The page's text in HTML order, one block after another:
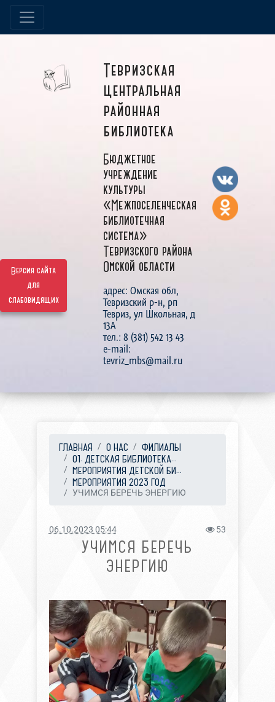
Версия сайта
для
слабовидящих
Тевризская
центральная
районная
библиотека
Бюджетное
учреждение
культуры
«Межпоселенческая
библиотечная
система»
Тевризского района
Омской области
адрес: Омская обл,
Тевризский р-н, рп
Тевриз, ул Школьная, д
13А
тел.: 8 (381) 542 13 43
e-mail:
tevriz_mbs@mail.ru
ГЛАВНАЯ О НАС
ФИЛИАЛЫ
01. ДЕТСКАЯ БИБЛИОТЕКА...
МЕРОПРИЯТИЯ ДЕТСКОЙ БИ...
МЕРОПРИЯТИЯ 2023 ГОД
УЧИМСЯ БЕРЕЧЬ ЭНЕРГИЮ
06.10.2023 05:44 53
УЧИМСЯ БЕРЕЧЬ
ЭНЕРГИЮ